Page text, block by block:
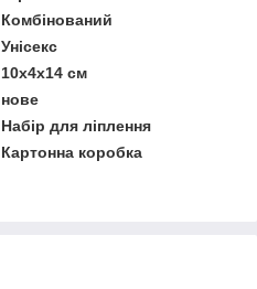
Комбінований
Унісекс
10х4х14 см
нове
Набір для ліплення
Картонна коробка